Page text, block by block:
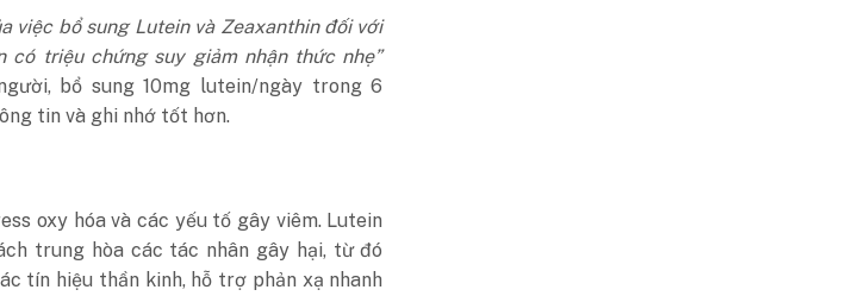
việc bổ sung Lutein và Zeaxanthin đối với
triệu chứng suy giảm nhận thức nhẹ”
bổ sung 10mg lutein/ngày trong 6
tin và ghi nhớ tốt hơn.
oxy hóa và các yếu tố gây viêm. Lutein
trung hòa các tác nhân gây hại, từ đó
tín hiệu thần kinh, hỗ trợ phản xạ nhanh